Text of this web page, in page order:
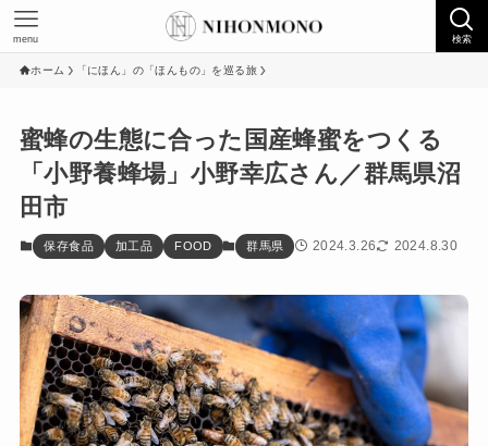
検索
menu
ホーム 「にほん」の「ほんもの」を巡る旅
蜜蜂の生態に合った国産蜂蜜をつくる
「小野養蜂場」小野幸広さん／群馬県沼
田市
保存食品 加工品 FOOD 群馬県 2024.3.26 2024.8.30